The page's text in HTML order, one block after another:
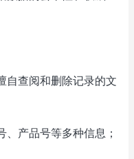
自查阅和删除记录的文
产品号等多种信息；